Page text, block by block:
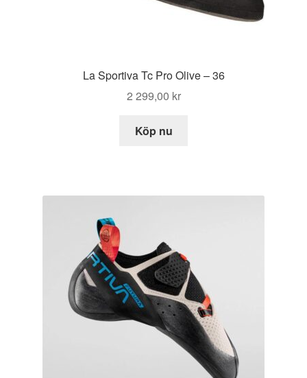
La Sportiva Tc Pro Olive – 36
2 299,00 kr
Köp nu